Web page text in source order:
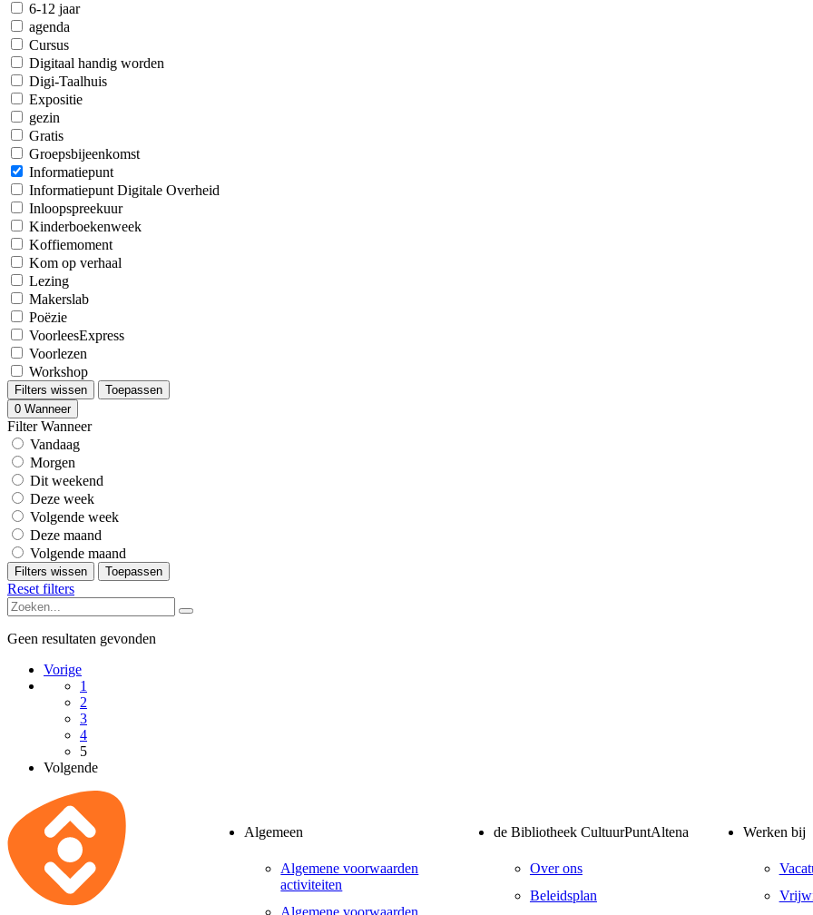
6-12 jaar
agenda
Cursus
Digitaal handig worden
Digi-Taalhuis
Expositie
gezin
Gratis
Groepsbijeenkomst
Informatiepunt
Informatiepunt Digitale Overheid
Inloopspreekuur
Kinderboekenweek
Koffiemoment
Kom op verhaal
Lezing
Makerslab
Poëzie
VoorleesExpress
Voorlezen
Workshop
Filters wissen
Toepassen
0 Wanneer
Filter Wanneer
Vandaag
Morgen
Dit weekend
Deze week
Volgende week
Deze maand
Volgende maand
Filters wissen Toepassen
Reset filters
Geen resultaten gevonden
Vorige
1
2
3
4
5
Volgende
Algemeen
Algemene voorwaarden
activiteiten
Algemene voorwaarden
de Bibliotheek CultuurPuntAltena
Over ons
Beleidsplan
Werken bij